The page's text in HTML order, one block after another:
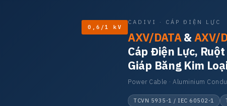
0,6/1 kV
CADIVI · CÁP ĐIỆN LỰC
AXV/DATA&AXV/
Cáp Điện Lực,
Giáp Băng Kim
Power Cable · Aluminium
TCVN 5935-1 / IEC 60502-1